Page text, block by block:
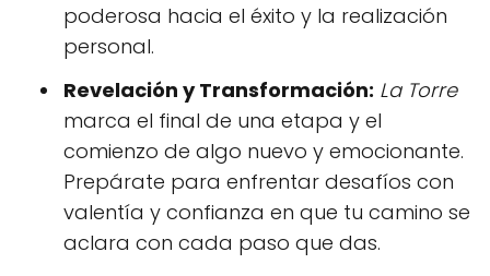
poderosa hacia el éxito y la realización
personal.
Revelación y Transformación: La Torre
marca el final de una etapa y el
comienzo de algo nuevo y emocionante.
Prepárate para enfrentar desafíos con
valentía y confianza en que tu camino se
aclara con cada paso que das.